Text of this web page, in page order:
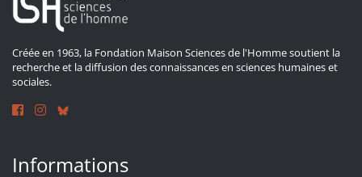
Créée en 1963, la Fondation Maison Sciences de l'Homme soutient la
recherche et la diffusion des connaissances en sciences humaines et
sociales.
Informations